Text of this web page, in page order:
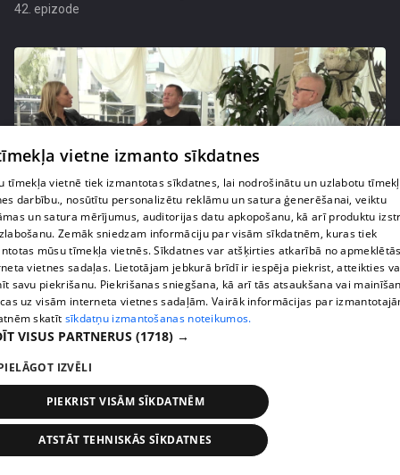
42. epizode
pirms 3 gadiem, 9 mēnešiem 00:24:50
Kambalu pāri laulās mācītājs no Austrālijas
41. epizode
vietne izmanto sīkdatnes
tīmekļa vietnē tiek izmantotas sīkdatnes, lai nodrošinātu un uzlabotu
darbību., nosūtītu personalizētu reklāmu un satura ģenerēšanai, veiktu
un satura mērījumus, auditorijas datu apkopošanu, kā arī produktu
Zemāk sniedzam informāciju par visām sīkdatnēm, kuras tiek
mūsu tīmekļa vietnēs. Sīkdatnes var atšķirties atkarībā no
vietnes sadaļas. Lietotājam jebkurā brīdī ir iespēja piekrist, atteikties
savu piekrišanu. Piekrišanas sniegšana, kā arī tās atsaukšana vai
uz visām interneta vietnes sadaļām. Vairāk informācijas par
skatīt sīkdatņu izmantošanas noteikumos.
VISUS PARTNERUS (1718) →
IZVĒLI
PIEKRIST VISĀM SĪKDATNĒM
ATSTĀT TEHNISKĀS SĪKDATNES